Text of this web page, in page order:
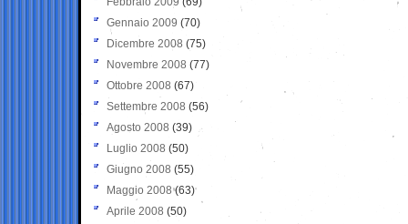
Gennaio 2009 (70)
Dicembre 2008 (75)
Novembre 2008 (77)
Ottobre 2008 (67)
Settembre 2008 (56)
Agosto 2008 (39)
Luglio 2008 (50)
Giugno 2008 (55)
Maggio 2008(63)
Aprile 2008 (50)